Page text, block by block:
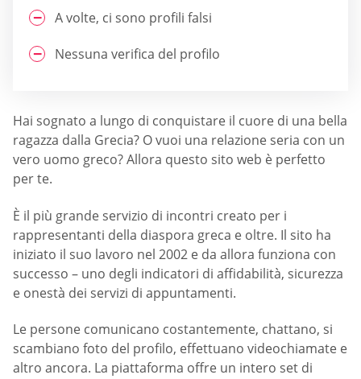
A volte, ci sono profili falsi
Nessuna verifica del profilo
Hai sognato a lungo di conquistare il cuore di una bella
ragazza dalla Grecia? O vuoi una relazione seria con un
vero uomo greco? Allora questo sito web è perfetto
per te.
È il più grande servizio di incontri creato per i
rappresentanti della diaspora greca e oltre. Il sito ha
iniziato il suo lavoro nel 2002 e da allora funziona con
successo – uno degli indicatori di affidabilità, sicurezza
e onestà dei servizi di appuntamenti.
Le persone comunicano costantemente, chattano, si
scambiano foto del profilo, effettuano videochiamate e
altro ancora. La piattaforma offre un intero set di